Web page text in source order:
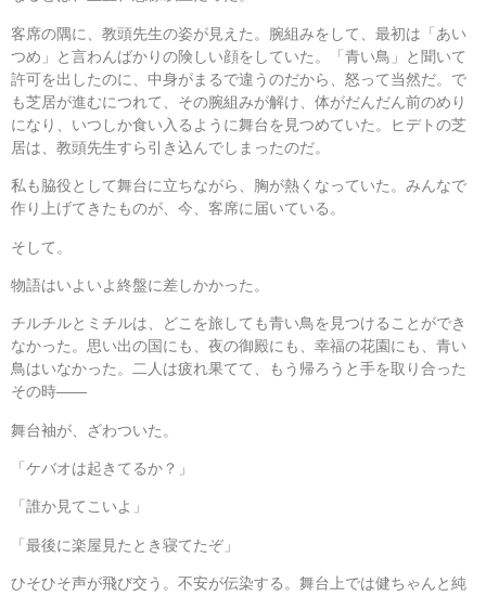
客席の隅に、教頭先生の姿が見えた。腕組みをして、最初は「あい
つめ」と言わんばかりの険しい顔をしていた。「青い鳥」と聞いて
許可を出したのに、中身がまるで違うのだから、怒って当然だ。で
も芝居が進むにつれて、その腕組みが解け、体がだんだん前のめり
になり、いつしか食い入るように舞台を見つめていた。ヒデトの芝
居は、教頭先生すら引き込んでしまったのだ。
私も脇役として舞台に立ちながら、胸が熱くなっていた。みんなで
作り上げてきたものが、今、客席に届いている。
そして。
物語はいよいよ終盤に差しかかった。
チルチルとミチルは、どこを旅しても青い鳥を見つけることができ
なかった。思い出の国にも、夜の御殿にも、幸福の花園にも、青い
鳥はいなかった。二人は疲れ果てて、もう帰ろうと手を取り合った
その時――
舞台袖が、ざわついた。
「ケバオは起きてるか？」
「誰か見てこいよ」
「最後に楽屋見たとき寝てたぞ」
ひそひそ声が飛び交う。不安が伝染する。舞台上では健ちゃんと純